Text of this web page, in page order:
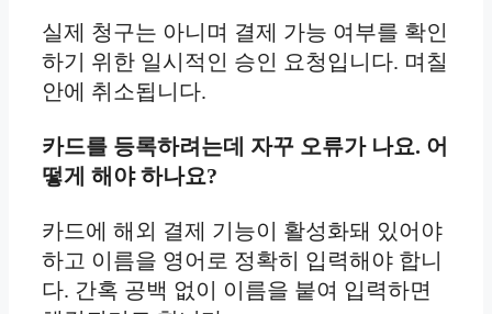
실제 청구는 아니며 결제 가능 여부를 확인
하기 위한 일시적인 승인 요청입니다. 며칠
안에 취소됩니다.
카드를 등록하려는데 자꾸 오류가 나요. 어
떻게 해야 하나요?
카드에 해외 결제 기능이 활성화돼 있어야
하고 이름을 영어로 정확히 입력해야 합니
다. 간혹 공백 없이 이름을 붙여 입력하면